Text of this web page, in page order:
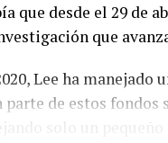
que desde el 29
que
Lee ha manejado
de estos fondos